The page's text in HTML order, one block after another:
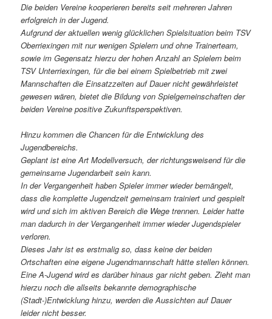
Die beiden Vereine kooperieren bereits seit mehreren Jahren
erfolgreich in der Jugend.
Aufgrund der aktuellen wenig glücklichen Spielsituation beim TSV
Oberriexingen mit nur wenigen Spielern und ohne Trainerteam,
sowie im Gegensatz hierzu der hohen Anzahl an Spielern beim
TSV Unterriexingen, für die bei einem Spielbetrieb mit zwei
Mannschaften die Einsatzzeiten auf Dauer nicht gewährleistet
gewesen wären, bietet die Bildung von Spielgemeinschaften der
beiden Vereine positive Zukunftsperspektiven.
Hinzu kommen die Chancen für die Entwicklung des
Jugendbereichs.
Geplant ist eine Art Modellversuch, der richtungsweisend für die
gemeinsame Jugendarbeit sein kann.
In der Vergangenheit haben Spieler immer wieder bemängelt,
dass die komplette Jugendzeit gemeinsam trainiert und gespielt
wird und sich im aktiven Bereich die Wege trennen. Leider hatte
man dadurch in der Vergangenheit immer wieder Jugendspieler
verloren.
Dieses Jahr ist es erstmalig so, dass keine der beiden
Ortschaften eine eigene Jugendmannschaft hätte stellen können.
Eine A-Jugend wird es darüber hinaus gar nicht geben. Zieht man
hierzu noch die allseits bekannte demographische
(Stadt-)Entwicklung hinzu, werden die Aussichten auf Dauer
leider nicht besser.